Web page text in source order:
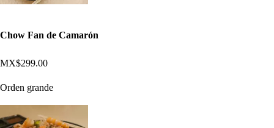
Chow Fan de Camarón
MX$299.00
Orden grande